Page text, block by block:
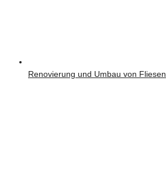
Renovierung und Umbau von Fliesen